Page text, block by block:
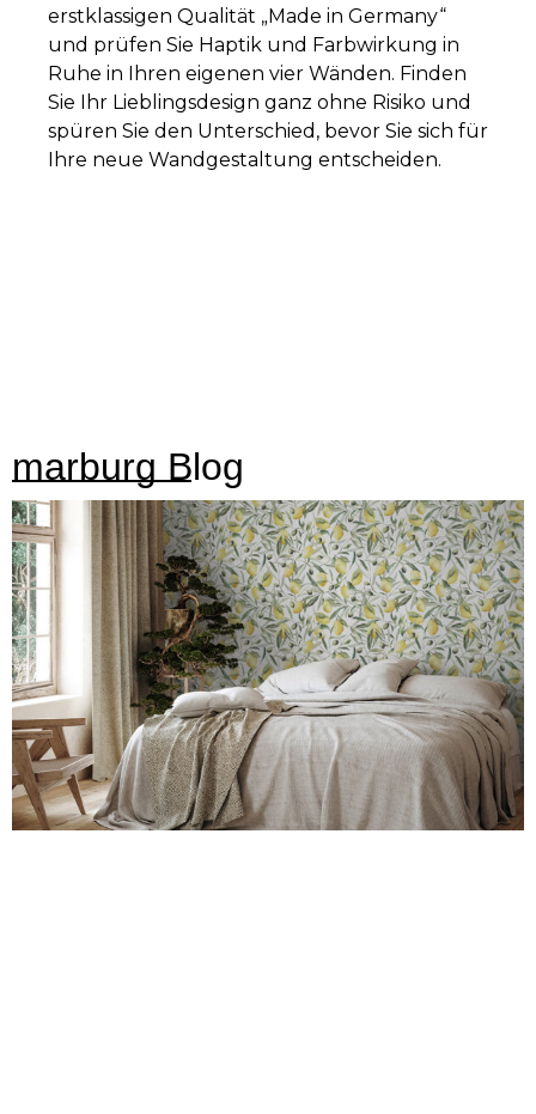
erstklassigen Qualität „Made in Germany“
und prüfen Sie Haptik und Farbwirkung in
Ruhe in Ihren eigenen vier Wänden. Finden
Sie Ihr Lieblingsdesign ganz ohne Risiko und
spüren Sie den Unterschied, bevor Sie sich für
Ihre neue Wandgestaltung entscheiden.
marburg Blog